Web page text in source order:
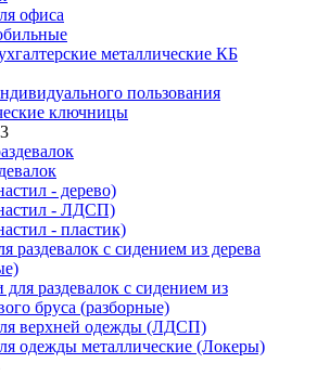
офиса
металлические КБ
пользования
ключницы
- дерево)
- ЛДСП)
- пластик)
раздевалок с сидением из дерева
раздевалок с сидением из
бруса (разборные)
верхней одежды (ЛДСП)
одежды металлические (Локеры)